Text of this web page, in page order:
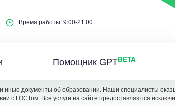
Время работы: 9:00-21:00
Помощник GPTBETA
документы об образовании. Наши специалисты
с ГОСТом. Все услуги на сайте предоставляются